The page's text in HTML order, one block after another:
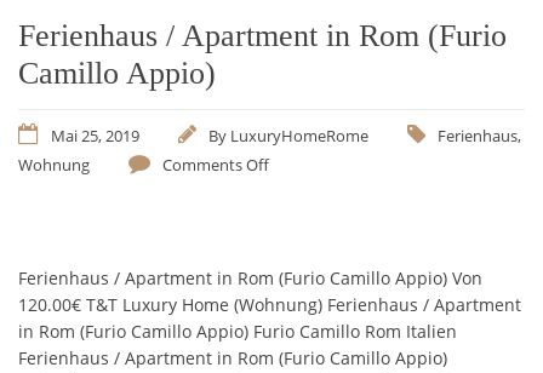
Ferienhaus / Apartment in Rom (Furio
Camillo Appio)
Mai 25, 2019 By LuxuryHomeRome Ferienhaus,
Wohnung
Comments Off
Ferienhaus / Apartment in Rom (Furio Camillo Appio) Von
120.00€ T&T Luxury Home (Wohnung) Ferienhaus / Apartment
in Rom (Furio Camillo Appio) Furio Camillo Rom Italien
Ferienhaus / Apartment in Rom (Furio Camillo Appio)